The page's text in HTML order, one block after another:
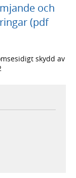
och
(pdf
skydd av
webbplats,
webbplats,